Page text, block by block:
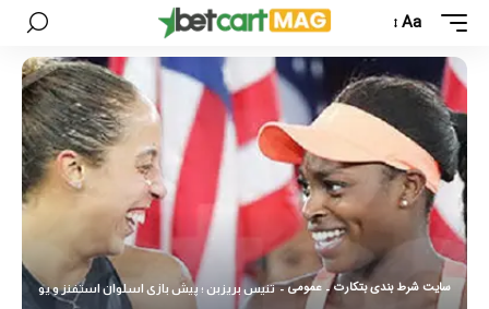
Aa
سایت شرط بندی بتکارت - عمومی - تنیس بریزبن ؛ پیش بازی اسلوان استفنز و یوهانا